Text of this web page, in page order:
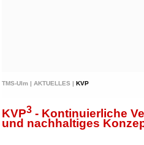
TMS-Ulm | AKTUELLES | KVP
KVP3 - Kontinuierliche
und nachhaltiges